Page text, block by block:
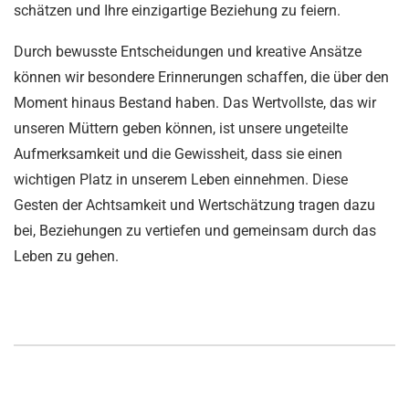
schätzen und Ihre einzigartige Beziehung zu feiern.
Durch bewusste Entscheidungen und kreative Ansätze
können wir besondere Erinnerungen schaffen, die über den
Moment hinaus Bestand haben. Das Wertvollste, das wir
unseren Müttern geben können, ist unsere ungeteilte
Aufmerksamkeit und die Gewissheit, dass sie einen
wichtigen Platz in unserem Leben einnehmen. Diese
Gesten der Achtsamkeit und Wertschätzung tragen dazu
bei, Beziehungen zu vertiefen und gemeinsam durch das
Leben zu gehen.